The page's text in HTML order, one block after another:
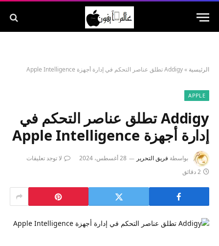
الرئيسية »Addigy تطلق عناصر التحكم في إدارة أجهزة Apple Intelligence
APPLE
Addigy تطلق عناصر التحكم في
إدارة أجهزة Apple Intelligence
بواسطة فريق التحرير 28 أغسطس، 2024
لا توجد تعليقات
2 دقائق